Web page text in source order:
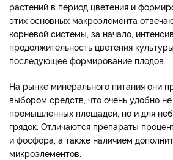
растений в период цветения и
этих основных макроэлемента
корневой системы, за начало,
продолжительность цветения
последующее формирование плодов.
На рынке минерального питания они
выбором средств, что очень удобно не
промышленных площадей, но и для
грядок. Отличаются препараты
и фосфора, а также наличием
микроэлементов.